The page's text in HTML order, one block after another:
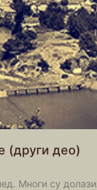
(други део)
Многи су